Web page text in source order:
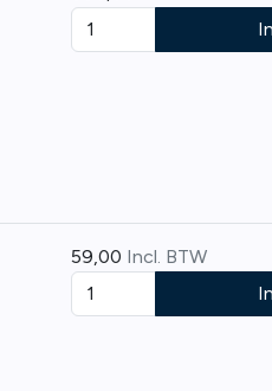
59,00 Incl. BTW